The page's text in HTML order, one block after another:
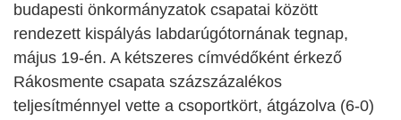
budapesti önkormányzatok csapatai között
rendezett kispályás labdarúgótornának tegnap,
május 19-én. A kétszeres címvédőként érkező
Rákosmente csapata százszázalékos
teljesítménnyel vette a csoportkört, átgázolva (6-0)